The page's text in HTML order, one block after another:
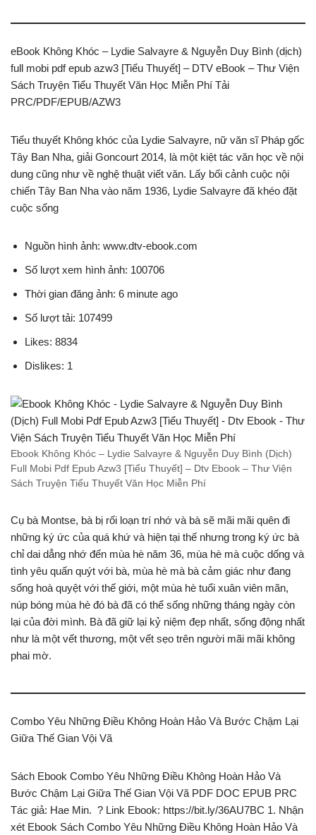
eBook Không Khóc – Lydie Salvayre & Nguyễn Duy Bình (dịch)
full mobi pdf epub azw3 [Tiểu Thuyết] – DTV eBook – Thư Viện
Sách Truyện Tiểu Thuyết Văn Học Miễn Phí Tải
PRC/PDF/EPUB/AZW3
Tiểu thuyết Không khóc của Lydie Salvayre, nữ văn sĩ Pháp gốc
Tây Ban Nha, giải Goncourt 2014, là một kiệt tác văn học về nội
dung cũng như về nghệ thuật viết văn. Lấy bối cảnh cuộc nội
chiến Tây Ban Nha vào năm 1936, Lydie Salvayre đã khéo đặt
cuộc sống
Nguồn hình ảnh: www.dtv-ebook.com
Số lượt xem hình ảnh: 100706
Thời gian đăng ảnh: 6 minute ago
Số lượt tải: 107499
Likes: 8834
Dislikes: 1
Ebook Không Khóc – Lydie Salvayre & Nguyễn Duy Bình (Dịch)
Full Mobi Pdf Epub Azw3 [Tiểu Thuyết] – Dtv Ebook – Thư Viện
Sách Truyện Tiểu Thuyết Văn Học Miễn Phí
Cụ bà Montse, bà bị rối loạn trí nhớ và bà sẽ mãi mãi quên đi
những ký ức của quá khứ và hiện tại thế nhưng trong ký ức bà
chỉ dai dẳng nhớ đến mùa hè năm 36, mùa hè mà cuộc dống và
tình yêu quấn quýt với bà, mùa hè mà bà cảm giác như đang
sống hoà quyệt với thế giới, một mùa hè tuổi xuân viên mãn,
núp bóng mùa hè đó bà đã có thể sống những tháng ngày còn
lại của đời mình. Bà đã giữ lại kỷ niệm đẹp nhất, sống động nhất
như là một vết thương, một vết sẹo trên người mãi mãi không
phai mờ.
Combo Yêu Những Điều Không Hoàn Hảo Và Bước Chậm Lại
Giữa Thế Gian Vội Vã
Sách Ebook Combo Yêu Những Điều Không Hoàn Hảo Và
Bước Chậm Lại Giữa Thế Gian Vội Vã PDF DOC EPUB PRC
Tác giả: Hae Min. ? Link Ebook: https://bit.ly/36AU7BC 1. Nhận
xét Ebook Sách Combo Yêu Những Điều Không Hoàn Hảo Và